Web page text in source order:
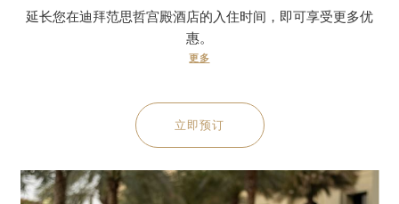
延长您在迪拜范思哲宫殿酒店的入住时间，即可享受更多优
惠。
更多
立即预订